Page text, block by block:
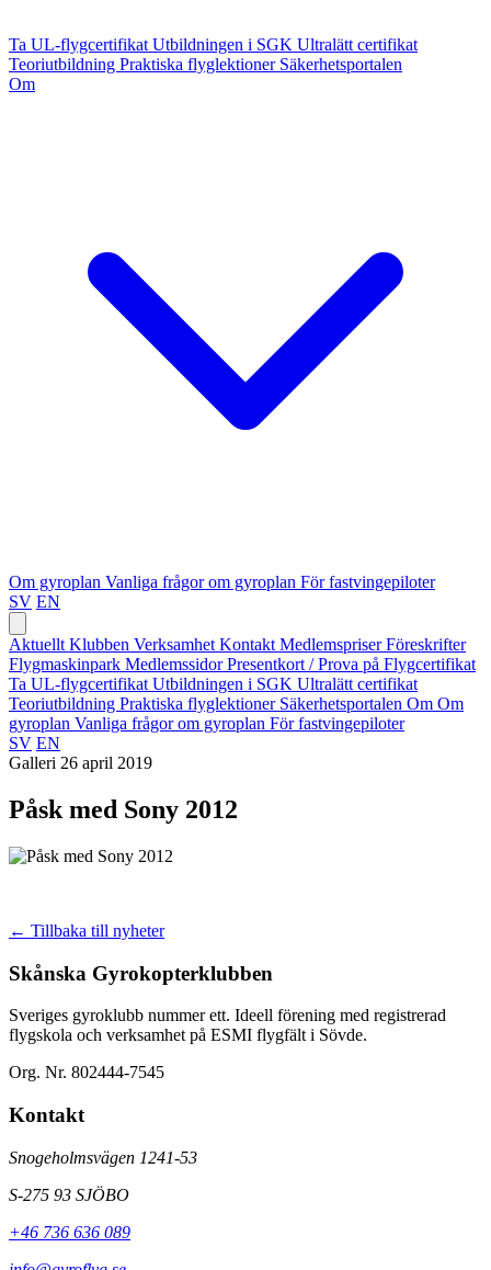
Ta UL-flygcertifikat Utbildningen i SGK Ultralätt certifikat
Teoriutbildning Praktiska flyglektioner Säkerhetsportalen
Om
Om gyroplan Vanliga frågor om gyroplan För fastvingepiloter
SV EN
Aktuellt Klubben Verksamhet Kontakt MedlemspriserFöreskrifter
Flygmaskinpark MedlemssidorPresentkort / Prova på Flygcertifikat
Ta UL-flygcertifikat Utbildningen i SGK Ultralätt certifikat
Teoriutbildning Praktiska flyglektioner Säkerhetsportalen Om Om
gyroplan Vanliga frågor om gyroplan För fastvingepiloter
SV EN
Galleri 26 april 2019
Påsk med Sony 2012
← Tillbaka till nyheter
Skånska Gyrokopterklubben
Sveriges gyroklubb nummer ett. Ideell förening med registrerad
flygskola och verksamhet på ESMI flygfält i Sövde.
Org. Nr. 802444-7545
Kontakt
Snogeholmsvägen 1241-53
S-275 93 SJÖBO
+46 736 636 089